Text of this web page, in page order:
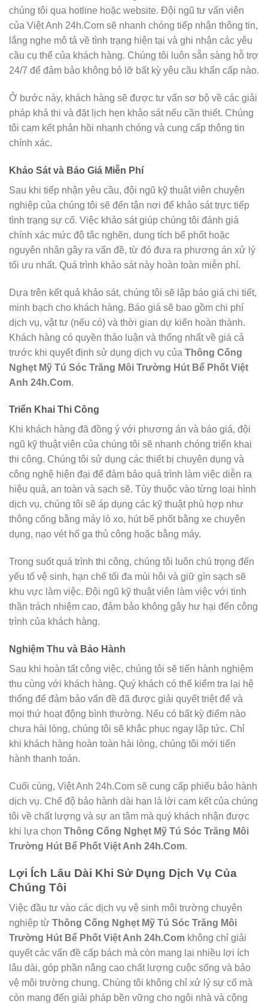
chúng tôi qua hotline hoặc website. Đội ngũ tư vấn viên
của Việt Anh 24h.Com sẽ nhanh chóng tiếp nhận thông tin,
lắng nghe mô tả về tình trạng hiện tại và ghi nhận các yêu
cầu cụ thể của khách hàng. Chúng tôi luôn sẵn sàng hỗ trợ
24/7 để đảm bảo không bỏ lỡ bất kỳ yêu cầu khẩn cấp nào.
Ở bước này, khách hàng sẽ được tư vấn sơ bộ về các giải
pháp khả thi và đặt lịch hẹn khảo sát nếu cần thiết. Chúng
tôi cam kết phản hồi nhanh chóng và cung cấp thông tin
chính xác.
Khảo Sát và Báo Giá Miễn Phí
Sau khi tiếp nhận yêu cầu, đội ngũ kỹ thuật viên chuyên
nghiệp của chúng tôi sẽ đến tận nơi để khảo sát trực tiếp
tình trạng sự cố. Việc khảo sát giúp chúng tôi đánh giá
chính xác mức độ tắc nghẽn, dung tích bể phốt hoặc
nguyên nhân gây ra vấn đề, từ đó đưa ra phương án xử lý
tối ưu nhất. Quá trình khảo sát này hoàn toàn miễn phí.
Dựa trên kết quả khảo sát, chúng tôi sẽ lập báo giá chi tiết,
minh bạch cho khách hàng. Báo giá sẽ bao gồm chi phí
dịch vụ, vật tư (nếu có) và thời gian dự kiến hoàn thành.
Khách hàng có quyền thảo luận và thống nhất về giá cả
trước khi quyết định sử dụng dịch vụ của Thông Cống
Nghẹt Mỹ Tú Sóc Trăng Môi Trường Hút Bể Phốt Việt
Anh 24h.Com.
Triển Khai Thi Công
Khi khách hàng đã đồng ý với phương án và báo giá, đội
ngũ kỹ thuật viên của chúng tôi sẽ nhanh chóng triển khai
thi công. Chúng tôi sử dụng các thiết bị chuyên dụng và
công nghệ hiện đại để đảm bảo quá trình làm việc diễn ra
hiệu quả, an toàn và sạch sẽ. Tùy thuộc vào từng loại hình
dịch vụ, chúng tôi sẽ áp dụng các kỹ thuật phù hợp như
thông cống bằng máy lò xo, hút bể phốt bằng xe chuyên
dụng, nạo vét hố ga thủ công hoặc bằng máy.
Trong suốt quá trình thi công, chúng tôi luôn chú trọng đến
yếu tố vệ sinh, hạn chế tối đa mùi hôi và giữ gìn sạch sẽ
khu vực làm việc. Đội ngũ kỹ thuật viên làm việc với tinh
thần trách nhiệm cao, đảm bảo không gây hư hại đến công
trình của khách hàng.
Nghiệm Thu và Bảo Hành
Sau khi hoàn tất công việc, chúng tôi sẽ tiến hành nghiệm
thu cùng với khách hàng. Quý khách có thể kiểm tra lại hệ
thống để đảm bảo vấn đề đã được giải quyết triệt để và
mọi thứ hoạt động bình thường. Nếu có bất kỳ điểm nào
chưa hài lòng, chúng tôi sẽ khắc phục ngay lập tức. Chỉ
khi khách hàng hoàn toàn hài lòng, chúng tôi mới tiến
hành thanh toán.
Cuối cùng, Việt Anh 24h.Com sẽ cung cấp phiếu bảo hành
dịch vụ. Chế độ bảo hành dài hạn là lời cam kết của chúng
tôi về chất lượng và sự an tâm mà quý khách nhận được
khi lựa chọn Thông Cống Nghẹt Mỹ Tú Sóc Trăng Môi
Trường Hút Bể Phốt Việt Anh 24h.Com.
Lợi Ích Lâu Dài Khi Sử Dụng Dịch Vụ Của
Chúng Tôi
Việc đầu tư vào các dịch vụ vệ sinh môi trường chuyên
nghiệp từ Thông Cống Nghẹt Mỹ Tú Sóc Trăng Môi
Trường Hút Bể Phốt Việt Anh 24h.Com không chỉ giải
quyết các vấn đề cấp bách mà còn mang lại nhiều lợi ích
lâu dài, góp phần nâng cao chất lượng cuộc sống và bảo
vệ môi trường chung. Chúng tôi không chỉ xử lý sự cố mà
còn mang đến giải pháp bền vững cho ngôi nhà và cộng